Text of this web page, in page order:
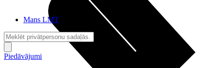
Mans LMT
Piedāvājumi